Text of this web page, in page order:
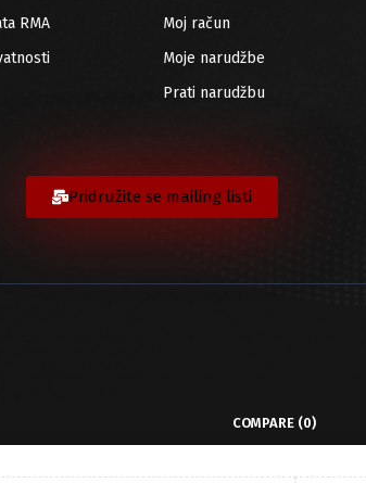
RMA
Moj račun
Moje narudžbe
Prati narudžbu
Pridružite se mailing listi
COMPARE (0)